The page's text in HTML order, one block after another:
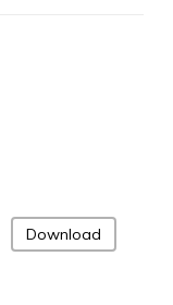
Download